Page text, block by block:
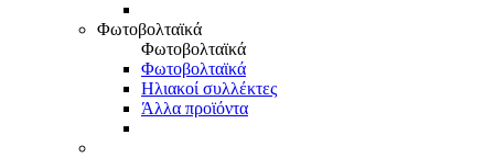
Φωτοβολταϊκά
Φωτοβολταϊκά
Φωτοβολταϊκά
Ηλιακοί συλλέκτες
Άλλα προϊόντα